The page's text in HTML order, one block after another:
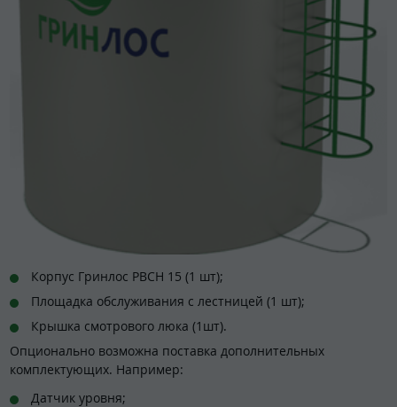
Корпус Гринлос РВСН 15 (1 шт);
Площадка обслуживания с лестницей (1 шт);
Крышка смотрового люка (1шт).
Опционально возможна поставка дополнительных
комплектующих. Например:
Датчик уровня;